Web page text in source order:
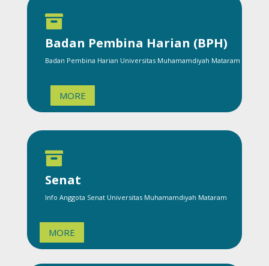

Badan Pembina Harian (BPH)
Badan Pembina Harian Universitas Muhamamdiyah Mataram
MORE

Senat
Info Anggota Senat Universitas Muhamamdiyah Mataram
MORE